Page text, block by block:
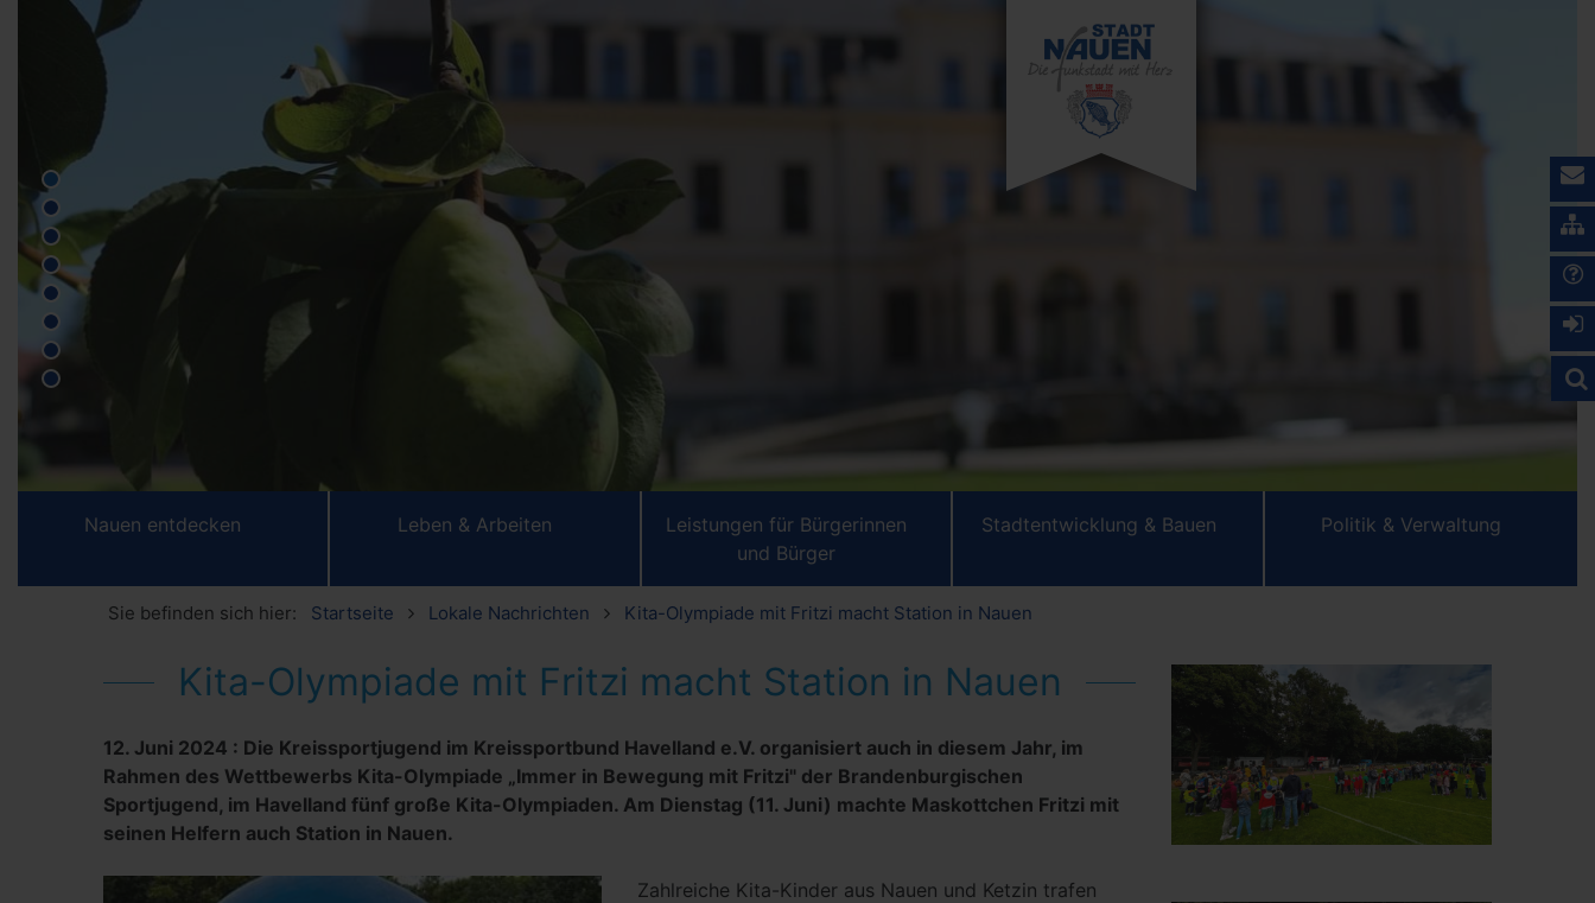
Nauen entdecken Leben & Arbeiten
Leistungen für Bürgerinnen
und Bürger
Stadtentwicklung & Bauen Politik & Verwaltung
Sie befinden sich hier: Startseite Lokale Nachrichten Kita-Olympiade mit Fritzi macht Station in Nauen
Kita-Olympiade mit Fritzi macht Station in Nauen
12. Juni 2024 : Die Kreissportjugend im Kreissportbund Havelland e.V. organisiert auch in diesem Jahr, im
Rahmen des Wettbewerbs Kita-Olympiade „Immer in Bewegung mit Fritzi" der Brandenburgischen
Sportjugend, im Havelland fünf große Kita-Olympiaden. Am Dienstag (11. Juni) machte Maskottchen Fritzi mit
seinen Helfern auch Station in Nauen.
Zahlreiche Kita-Kinder aus Nauen und Ketzin trafen